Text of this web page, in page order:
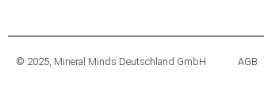
© 2025, Mineral Minds Deutschland GmbH AGB